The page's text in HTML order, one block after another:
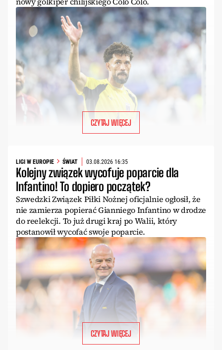
CZYTAJ WIĘCEJ
LIGI W EUROPIE ŚWIAT 03.08.2026 16:35
Kolejny związek wycofuje poparcie dla
Infantino! To dopiero początek?
Szwedzki Związek Piłki Nożnej oficjalnie ogłosił, że
nie zamierza popierać Gianniego Infantino w drodze
do reelekcji. To już drugi kraj po Walii, który
postanowił wycofać swoje poparcie.
CZYTAJ WIĘCEJ